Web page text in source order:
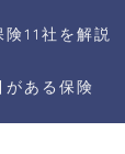
険11社を解説
がある保険